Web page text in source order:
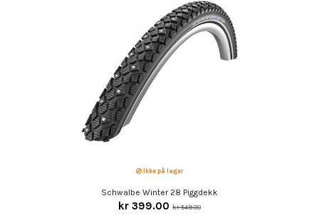
Ikke på lager
Schwalbe Winter 28 Piggdekk
kr 399.00 kr 549.00